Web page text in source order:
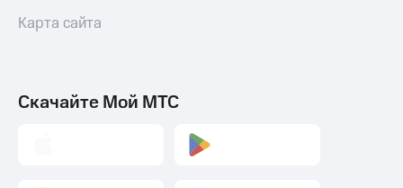
Карта сайта
Скачайте Мой МТС